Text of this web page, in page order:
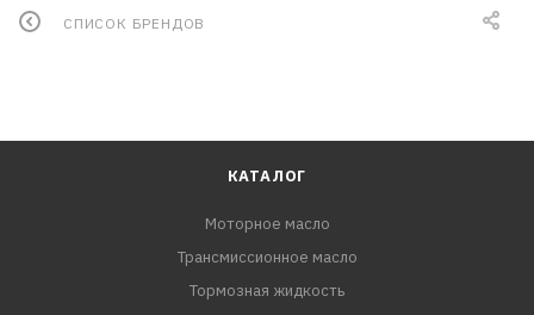
СПИСОК БРЕНДОВ
КАТАЛОГ
Моторное масло
Трансмиссионное масло
Тормозная жидкость